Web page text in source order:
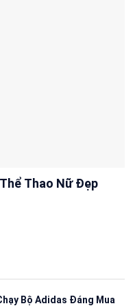
Thao Nữ Đẹp
Bộ Adidas Đáng Mua